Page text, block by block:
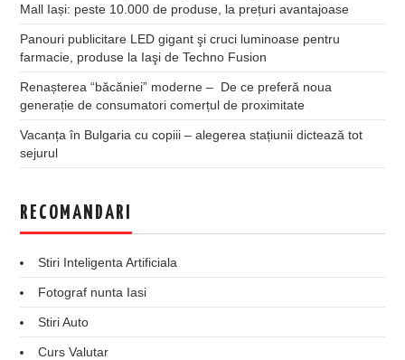
Mall Iași: peste 10.000 de produse, la prețuri avantajoase
Panouri publicitare LED gigant şi cruci luminoase pentru
farmacie, produse la Iaşi de Techno Fusion
Renașterea “băcăniei” moderne – De ce preferă noua
generație de consumatori comerțul de proximitate
Vacanța în Bulgaria cu copiii – alegerea stațiunii dictează tot
sejurul
RECOMANDARI
Stiri Inteligenta Artificiala
Fotograf nunta Iasi
Stiri Auto
Curs Valutar